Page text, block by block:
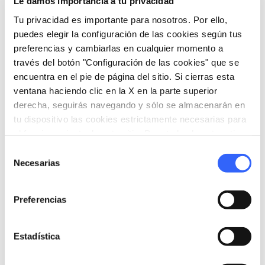
Tu privacidad es importante para nosotros. Por ello,
puedes elegir la configuración de las cookies según tus
preferencias y cambiarlas en cualquier momento a
través del botón "Configuración de las cookies" que se
encuentra en el pie de página del sitio. Si cierras esta
ventana haciendo clic en la X en la parte superior
derecha, seguirás navegando y sólo se almacenarán en
tu dispositivo las cookies estrictamente necesarias para
Necesarias
Preferencias
Estadística
Los protagonistas de la gastronomía local son
vinos: Ansonica Costa Argentario DOC,
Morellino di Scansano DOC y DOCG
Parrina DOC, Sovana DOC, IGT Maremma